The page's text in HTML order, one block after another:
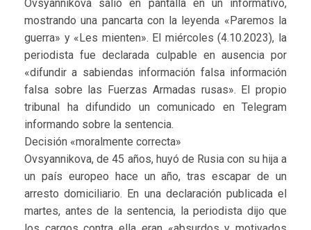
Ovsyannikova salió en pantalla en un informativo,
mostrando una pancarta con la leyenda «Paremos la
guerra» y «Les mienten». El miércoles (4.10.2023), la
periodista fue declarada culpable en ausencia por
«difundir a sabiendas información falsa información
falsa sobre las Fuerzas Armadas rusas». El propio
tribunal ha difundido un comunicado en Telegram
informando sobre la sentencia.
Decisión «moralmente correcta»
Ovsyannikova, de 45 años, huyó de Rusia con su hija a
un país europeo hace un año, tras escapar de un
arresto domiciliario. En una declaración publicada el
martes, antes de la sentencia, la periodista dijo que